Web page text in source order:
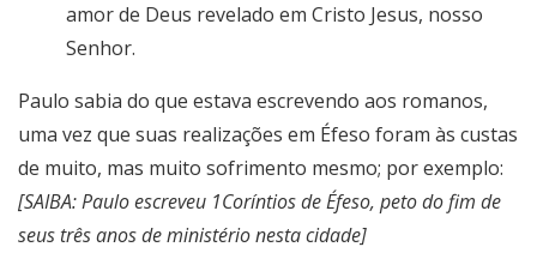
amor de Deus revelado em Cristo Jesus, nosso
Senhor.
Paulo sabia do que estava escrevendo aos romanos,
uma vez que suas realizações em Éfeso foram às custas
de muito, mas muito sofrimento mesmo; por exemplo:
[SAIBA: Paulo escreveu 1Coríntios de Éfeso, peto do fim de
seus três anos de ministério nesta cidade]